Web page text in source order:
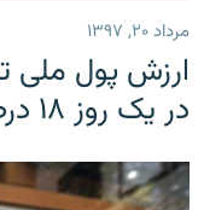
مرداد ۲۰, ۱۳۹۷
ارزش پول ملی
در یک روز ۱۸ درصد سقوط کرد